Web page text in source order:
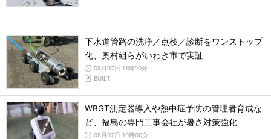
下水道管路の洗浄／点検／診断をワンストップ
化、奥村組らがいわき市で実証
08月07日 11時00分
BUILT
WBGT測定器導入や熱中症予防の管理者育成な
ど、福島の専門工事会社が暑さ対策強化
08月07日 10時00分